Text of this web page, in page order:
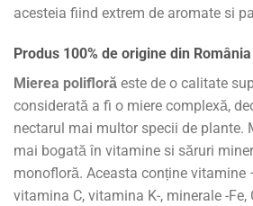
acesteia fiind extrem de aromate si
Produs 100% de origine din România
Mierea polifloră este de o calitate
considerată a fi o miere complexă,
nectarul mai multor specii de plante.
mai bogată în vitamine si săruri
monofloră. Aceasta conține vitamine
vitamina C, vitamina K-, minerale -Fe,